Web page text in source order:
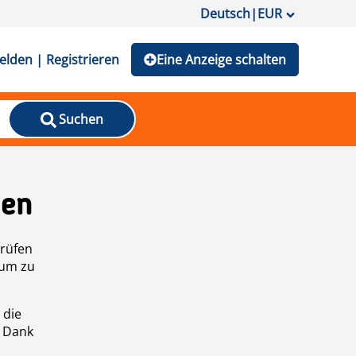
Deutsch|EUR
| Registrieren Eine Anzeige schalten
Suchen
zu
die